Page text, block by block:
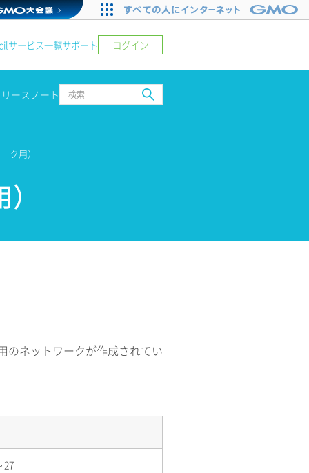
サービス一覧サポート ログイン
リースノート
ク用）
のネットワークが作成されてい
27